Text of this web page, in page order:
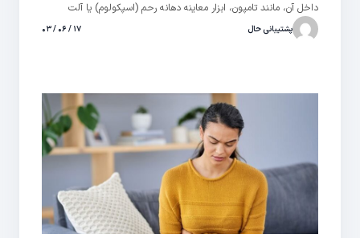
داخل آن، مانند تامپون، ابزار معاینه دهانه رحم (اسپکولوم) یا آلت
تناسلی، به وجود می‌آید و می‌توانید خفیف یا شدید باشد. واژینیسموس
باعث می‌شود رابطه جنسی برای زن بسیار دردناک و پرتنش شود. در
پشتیبانی حال ۱۷ / ۰۶ / ۰۳